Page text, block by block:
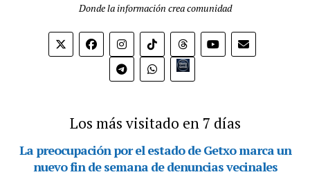
Donde la información crea comunidad
Bio.link
Los más visitado en 7 días